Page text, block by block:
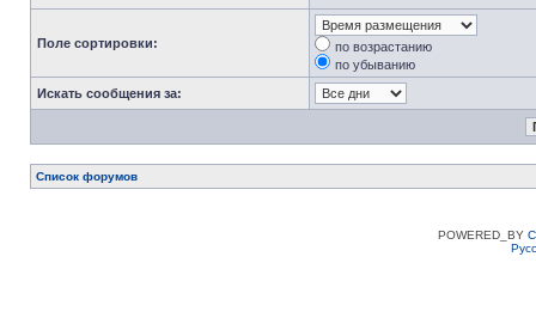
Поле сортировки:
по возрастанию
по убыванию
Искать сообщения за:
Список форумов
POWERED_BY